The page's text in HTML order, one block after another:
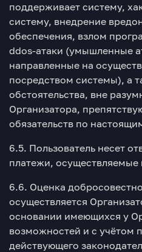
поддерживает систему,
систему, внедрение
обеспечения, взлом
ddos-атаки (умышленные
направленные на
посредством системы), а
обстоятельства, вне
Организатора,
обязательств по
6.5. Пользователь несет
платежи,
6.6. Оценка
осуществляется
основании имеющихся у
возможностей и с учётом
действующего